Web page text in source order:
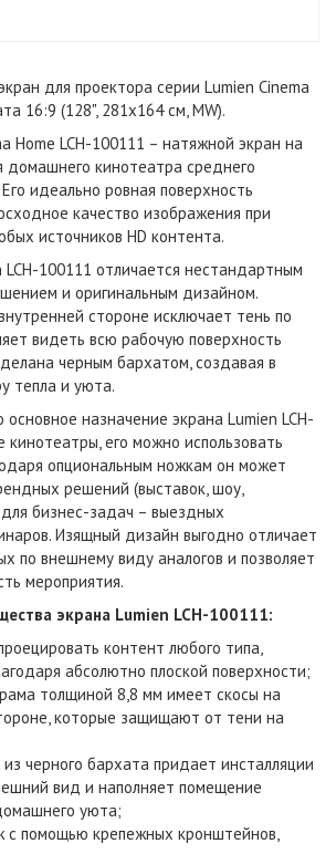
для проектора серии Lumien Cinema
16:9 (128", 281x164 см, MW).
Home LCH-100111 – натяжной экран на
домашнего кинотеатра cреднего
идеально ровная поверхность
качество изображения при
источников HD контента.
LCH-100111 отличается нестандартным
и оригинальным дизайном.
стороне исключает тень по
видеть всю рабочую поверхность
черным бархатом, создавая в
тепла и уюта.
назначение экрана Lumien LCH-
его можно использовать
опциональным ножкам он может
решений (выставок, шоу,
бизнес-задач – выездных
Изящный дизайн выгодно отличает
по внешнему виду аналогов и позволяет
мероприятия.
экрана Lumien LCH-100111:
контент любого типа,
абсолютно плоской поверхности;
толщиной 8,8 мм имеет скосы на
которые защищают от тени на
черного бархата придает инсталляции
вид и наполняет помещение
уюта;
с помощью крепежных кронштейнов,